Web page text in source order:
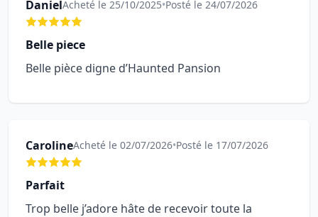
DanielAcheté le 25/10/2025•Posté le 24/07/2026
Belle piece
Belle pièce digne d’Haunted Pansion
CarolineAcheté le 02/07/2026•Posté le 17/07/2026
Parfait
Trop belle j’adore hâte de recevoir toute la